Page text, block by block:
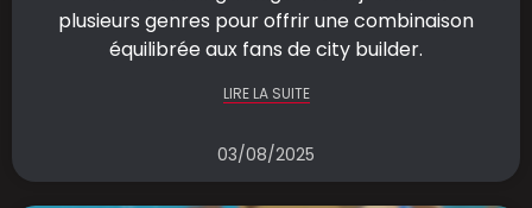
plusieurs genres pour offrir une combinaison
équilibrée aux fans de city builder.
LIRE LA SUITE
03/08/2025